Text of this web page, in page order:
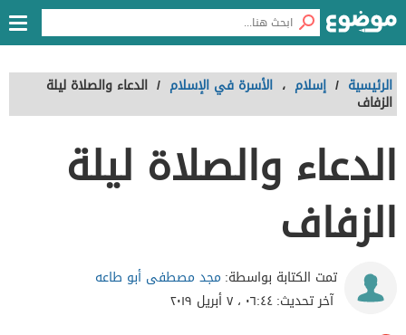
الرئيسية / إسلام ، الأسرة في الإسلام / الدعاء والصلاة ليلة
الزفاف
الدعاء والصلاة ليلة
الزفاف
تمت الكتابة بواسطة: مجد مصطفى أبو طاعه
آخر تحديث:٠٦:٤٤ ، ٧ أبريل ٢٠١٩